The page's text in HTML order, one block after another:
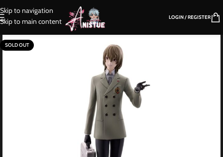
Skip to navigation
Skip to main content
LOGIN / REGISTER
SOLD OUT